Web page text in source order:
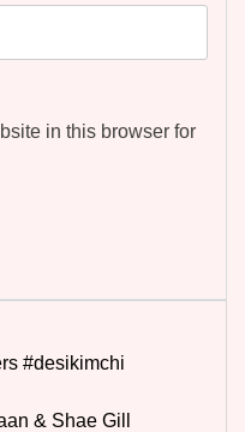
in this browser for
#desikimchi
& Shae Gill